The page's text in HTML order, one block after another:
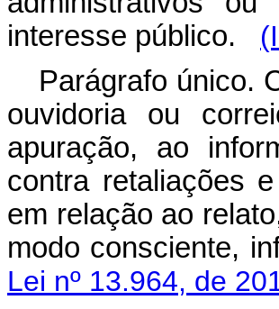
interesse público.
Parágrafo único.
ouvidoria ou
apuração, ao
contra retaliações
em relação ao
modo consciente,
Lei nº 13.964, de